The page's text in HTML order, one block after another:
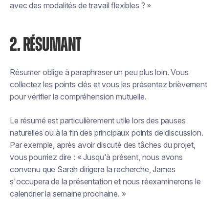
avec des modalités de travail flexibles ? »
2. RÉSUMANT
Résumer oblige à paraphraser un peu plus loin. Vous
collectez les points clés et vous les présentez brièvement
pour vérifier la compréhension mutuelle.
Le résumé est particulièrement utile lors des pauses
naturelles ou à la fin des principaux points de discussion.
Par exemple, après avoir discuté des tâches du projet,
vous pourriez dire : « Jusqu'à présent, nous avons
convenu que Sarah dirigera la recherche, James
s'occupera de la présentation et nous réexaminerons le
calendrier la semaine prochaine. »